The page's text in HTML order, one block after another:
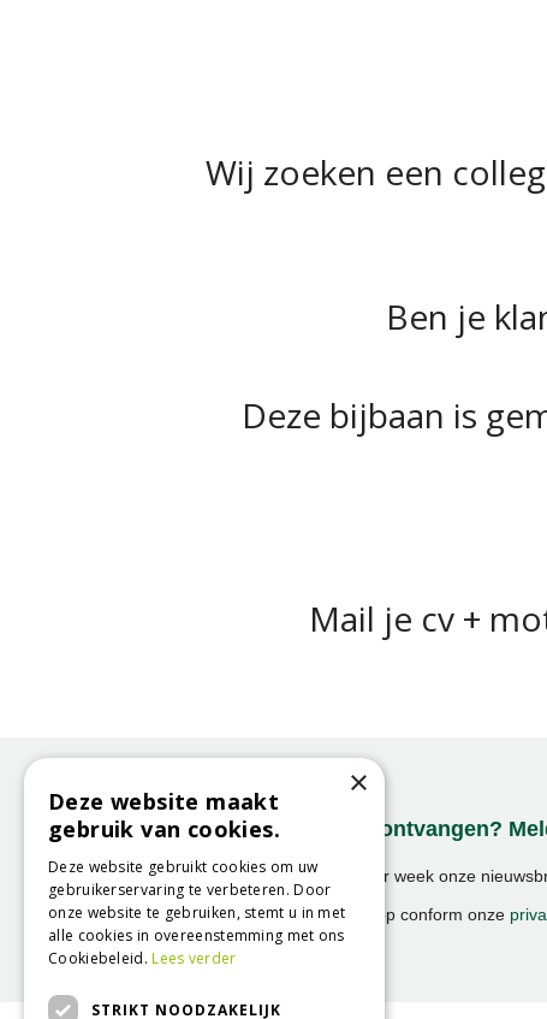
Wij zoeken een
Ben je
Deze bijbaan is
Mail je cv +
Onze nieuwsbrief ontvangen?
Ontvang ongeveer 1x per week onze
activiteiten!
We slaan uw gegevens op conform onze
×
Deze website maakt
gebruik van cookies.
Deze website gebruikt cookies om uw
gebruikerservaring te verbeteren. Door
onze website te gebruiken, stemt u in met
alle cookies in overeenstemming met ons
Cookiebeleid.Lees verder
STRIKT NOODZAKELIJK